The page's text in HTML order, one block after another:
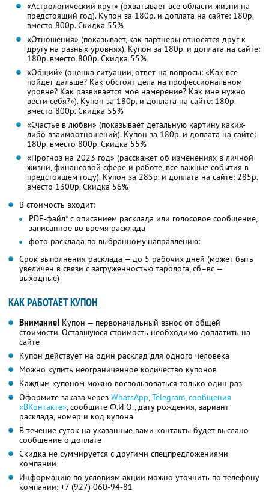
«Астрологический круг» (охватывает все области жизни на
предстоящий год). Купон за 180р. и доплата на сайте: 180р.
вместо 800р. Скидка 55%
«Отношения» (показывает, как партнеры относятся друг к
другу на разных уровнях). Купон за 180р. и доплата на сайте:
180р. вместо 800р. Скидка 55%
«Общий» (оценка ситуации, ответ на вопросы: «Как все
пойдет дальше? Как обстоят дела на профессиональном
уровне? Как развивается мое намерение? Как мне нужно
вести себя?»). Купон за 180р. и доплата на сайте: 180р.
вместо 800р. Скидка 55%
«Счастье в любви» (показывает детальную картину каких-
либо взаимоотношений). Купон за 180р. и доплата на сайте:
180р. вместо 800р. Скидка 55%
«Прогноз на 2023 год» (расскажет об изменениях в личной
жизни, финансовой сфере и работе, все важные события в
предстоящем году). Купон за 285р. и доплата на сайте: 285р.
вместо 1300р. Скидка 56%
В стоимость входит:
PDF-файл* с описанием расклада или голосовое сообщение,
записанное во время расклада
фото расклада по выбранному направлению:
Срок выполнения расклада — до 5 рабочих дней (может быть
увеличен в связи с загруженностью таролога, сб–вс —
выходные)
КАК РАБОТАЕТ КУПОН
Внимание! Купон — первоначальный взнос от общей
стоимости. Оставшуюся стоимость необходимо доплатить на
сайте
Купон действует на один расклад для одного человека
Можно купить неограниченное количество купонов
Каждым купоном можно воспользоваться только один раз
Оформите заказа через WhatsApp,Telegram,сообщения
«ВКонтакте», сообщите Ф.И.О.,дату рождения, вариант
расклада, номер и код купона
В течение суток на указанные вами контакты будет выслано
сообщение о доплате
Скидка не суммируется с другими спецпредложениями
компании
Информацию по условиям акции можно уточнить по телефону
компании: +7 (927) 060-94-81